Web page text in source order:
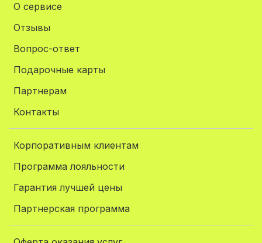
О сервисе
Отзывы
Вопрос-ответ
Подарочные карты
Партнерам
Контакты
Корпоративным клиентам
Программа лояльности
Гарантия лучшей цены
Партнерская программа